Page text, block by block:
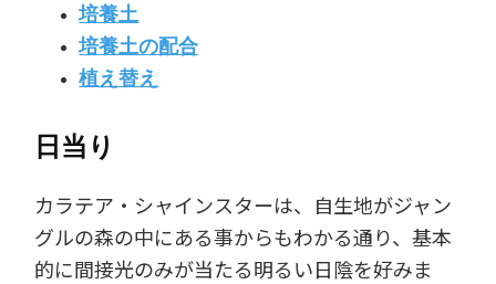
培養土
培養土の配合
植え替え
日当り
カラテア・シャインスターは、自生地がジャン
グルの森の中にある事からもわかる通り、基本
的に間接光のみが当たる明るい日陰を好みま